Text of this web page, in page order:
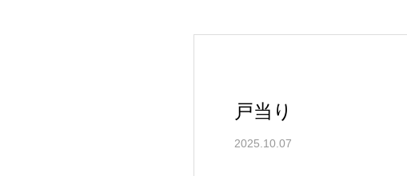
戸当り
2025.10.07